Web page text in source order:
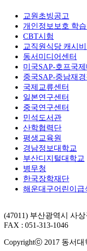
교원초빙공고
개인정보보호 학
CBT시험
교직원식당 캐시
동서미디어센터
미국SAP-호프국
중국SAP-중남재
국제교류센터
일본연구센터
중국연구센터
민석도서관
산학협력단
평생교육원
경남정보대학교
부산디지털대학교
병무청
한국장학재단
해운대구어린이급
(47011) 부산광역시 사
FAX : 051-313-1046
Copyrightⓒ 2017 동서대